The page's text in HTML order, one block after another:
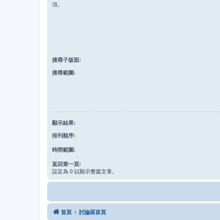
項。
搜尋子版面:
搜尋範圍:
顯示結果:
排列順序:
時間範圍:
返回第一頁:
設定為 0 以顯示整篇文章。
首頁 討論區首頁